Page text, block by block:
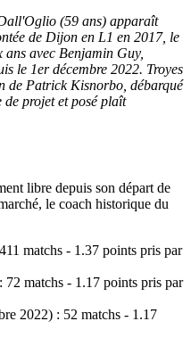
(59 ans) apparaît
de Dijon en L1 en 2017, le
avec Benjamin Guy,
le 1er décembre 2022. Troyes
de Patrick Kisnorbo, débarqué
projet et posé plaît
libre depuis son départ de
le coach historique du
matchs - 1.37 points pris par
matchs - 1.17 points pris par
2022) : 52 matchs - 1.17